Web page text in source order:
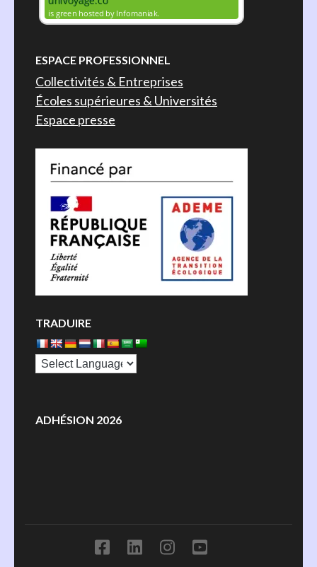
ESPACE PROFESSIONNEL
Collectivités & Entreprises
Écoles supérieures & Universités
Espace presse
TRADUIRE
ADHÉSION 2026